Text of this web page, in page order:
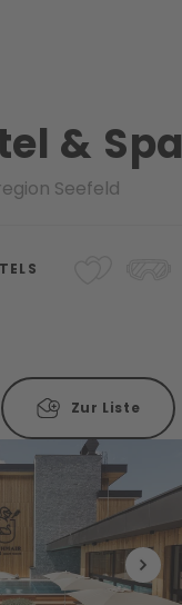
& Spa
Seefeld
Zur Liste